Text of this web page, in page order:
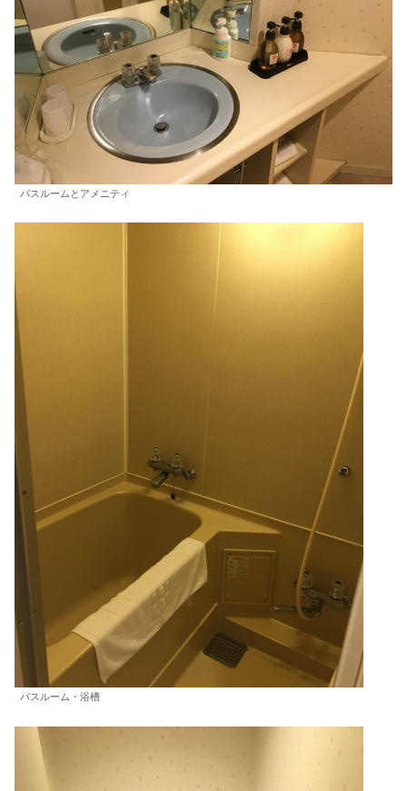
バスルームとアメニティ
バスルーム・浴槽